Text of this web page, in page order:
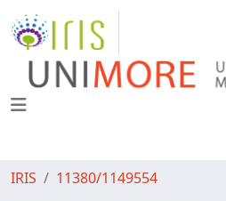
IRIS 11380/1149554